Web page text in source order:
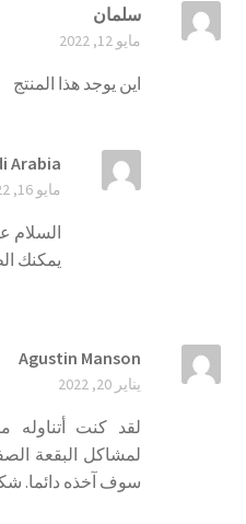
سلمان
مايو 12, 2022
اين يوجد هذا المنتج
Arabia
مايو 16, 2022
السلام
يمكنك
Agustin Manson
يناير 20, 2022
لقد كنت
لمشاكل البقعة
سوف آخذه دائما.